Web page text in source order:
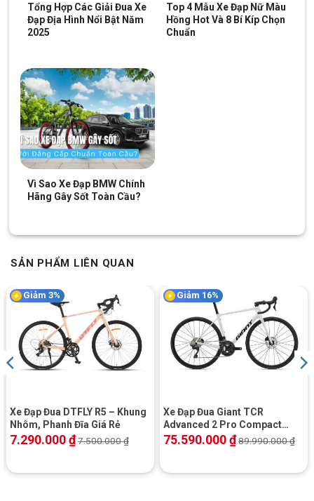
Tổng Hợp Các Giải Đua Xe
Đạp Địa Hình Nổi Bật Năm
2025
Top 4 Mẫu Xe Đạp Nữ Màu
Hồng Hot Và 8 Bí Kíp Chọn
Chuẩn
Vì Sao Xe Đạp BMW Chính
Hãng Gây Sốt Toàn Cầu?
SẢN PHẨM LIÊN QUAN
Giảm 3%
Xe Đạp Đua DTFLY R5 – Khung
Nhôm, Phanh Đĩa Giá Rẻ
7.290.000₫7.500.000₫
Giảm 16%
Xe Đạp Đua Giant TCR
Advanced 2 Pro Compact
2025
75.590.000₫89.990.000₫